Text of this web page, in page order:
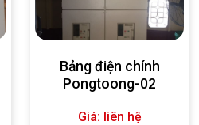
Bảng điện chính
Pongtoong-02
Giá: liên hệ